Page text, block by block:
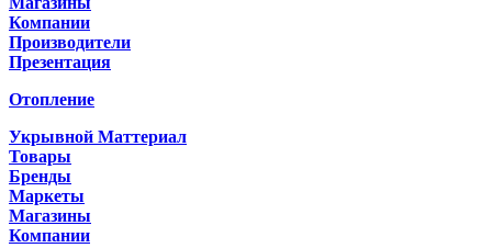
Компании
Производители
Презентация
Отопление
Укрывной Маттериал
Товары
Бренды
Маркеты
Магазины
Компании